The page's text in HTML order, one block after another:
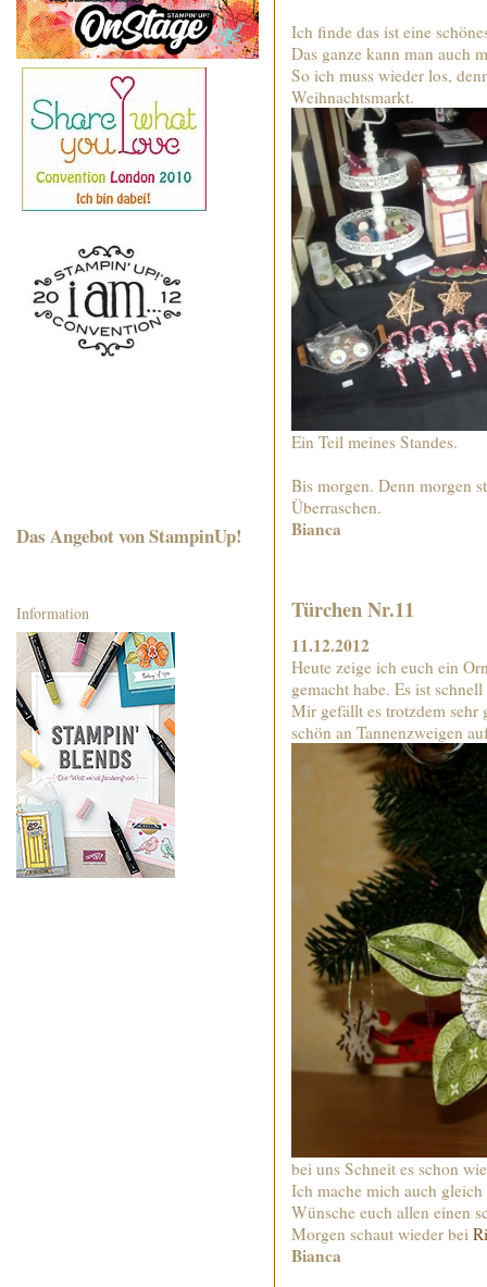
Das Angebot von StampinUp!
Information
Ich finde das ist eine
Das ganze kann man auch
So ich muss wieder los,
Weihnachtsmarkt.
Ein Teil meines Standes.
Bis morgen. Denn morgen
Überraschen.
Bianca
Türchen Nr.11
11.12.2012
Heute zeige ich euch ein
gemacht habe. Es ist
Mir gefällt es trotzdem sehr
schön an Tannenzweigen
bei uns Schneit es schon
Ich mache mich auch
Wünsche euch allen einen
Morgen schaut wieder bei
Bianca